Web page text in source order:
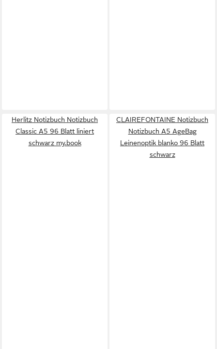
Herlitz Notizbuch Notizbuch
Classic A5 96 Blatt liniert
schwarz my.book
CLAIREFONTAINE Notizbuch
Notizbuch A5 AgeBag
Leinenoptik blanko 96 Blatt
schwarz